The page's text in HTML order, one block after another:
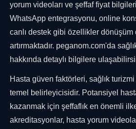
yorum videoları ve şeffaf fiyat
WhatsApp entegrasyonu, online
canlı destek gibi özellikler dönüşüm
artırmaktadır. peganom.com'da
hakkında detaylı bilgilere
Hasta güven faktörleri, sağlık turizmi
temel belirleyicisidir. Potansiyel
kazanmak için şeffaflık en önemli
akreditasyonlar, hasta yorum